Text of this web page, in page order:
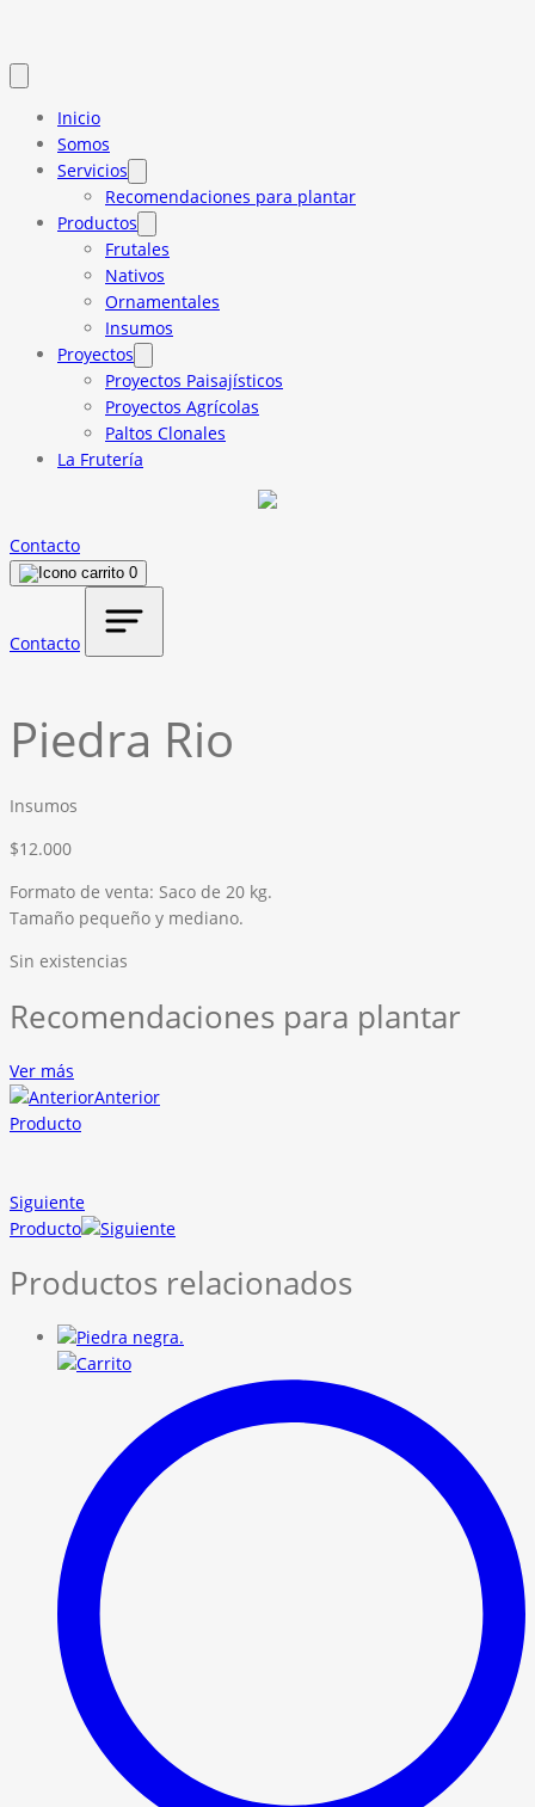
Inicio
Somos
Servicios
Recomendaciones para plantar
Productos
Frutales
Nativos
Ornamentales
Insumos
Proyectos
Proyectos Paisajísticos
Proyectos Agrícolas
Paltos Clonales
La Frutería
Contacto
0
Contacto
Piedra Rio
Insumos
$12.000
Formato de venta: Saco de 20 kg.
Tamaño pequeño y mediano.
Sin existencias
Recomendaciones para plantar
Ver más
Anterior
Producto
Siguiente
Producto
Productos relacionados